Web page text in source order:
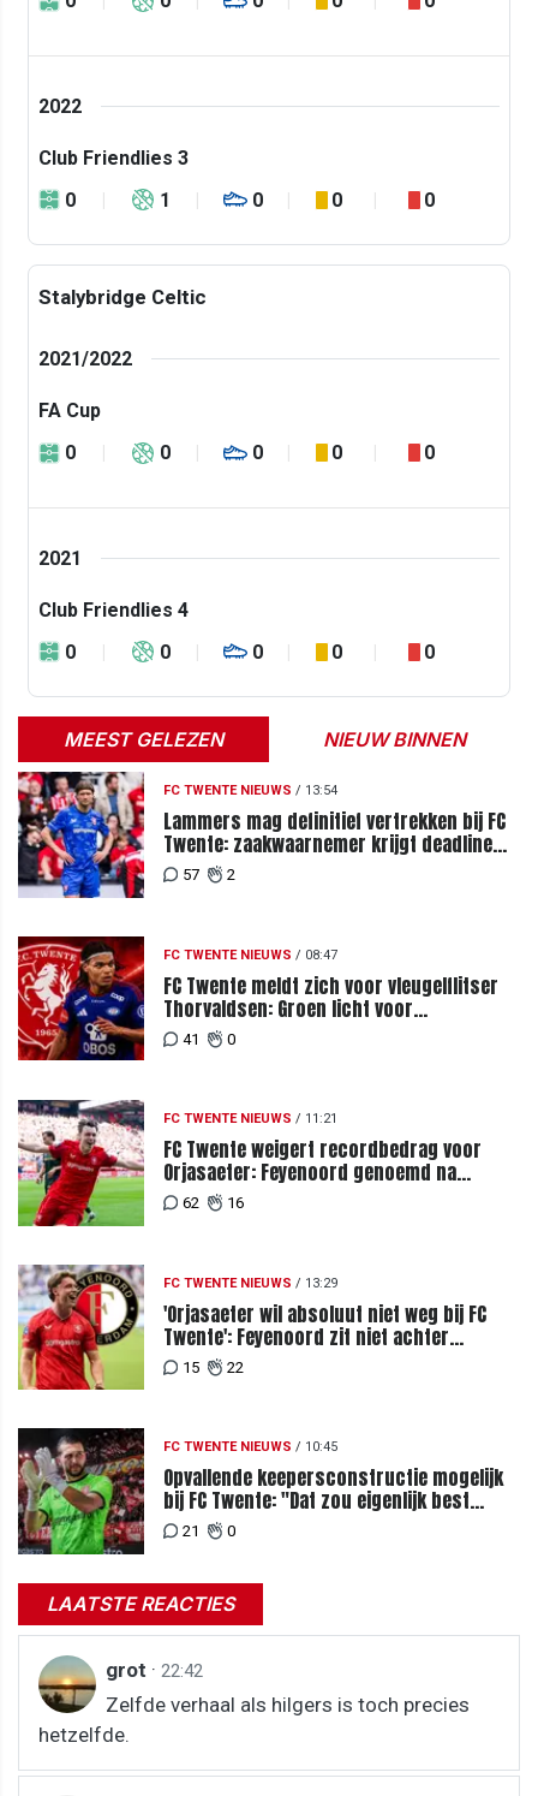
2022
Club Friendlies 3
0
1 0 0 0
Stalybridge Celtic
2021/2022
FA Cup
0
0 0 0 0
2021
Club Friendlies 4
0
0 0 0 0
MEEST GELEZEN NIEUW BINNEN
FC TWENTE NIEUWS / 13:54
Lammers mag definitief vertrekken bij FC
Twente: zaakwaarnemer krijgt deadline
vanwege komst vervanger
57 2
FC TWENTE NIEUWS / 08:47
FC Twente meldt zich voor vleugelflitser
Thorvaldsen: Groen licht voor
miljoenenbod
41 0
FC TWENTE NIEUWS / 11:21
FC Twente weigert recordbedrag voor
Orjasaeter: Feyenoord genoemd na
megabod
62 16
FC TWENTE NIEUWS / 13:29
'Orjasaeter wil absoluut niet weg bij FC
Twente': Feyenoord zit niet achter
recordbod
15 22
FC TWENTE NIEUWS / 10:45
Opvallende keepersconstructie mogelijk
bij FC Twente: "Dat zou eigenlijk best
kunnen"
21 0
LAATSTE REACTIES
grot · 22:42
Zelfde verhaal als hilgers is toch precies
hetzelfde.